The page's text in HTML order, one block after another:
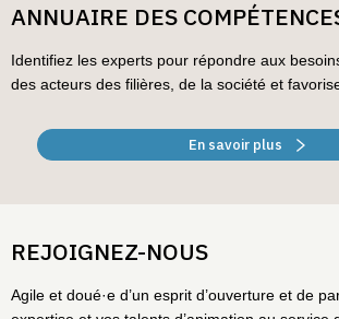
ANNUAIRE DES
Identifiez les experts pour répondre aux
des acteurs des filières, de la société et
En savoir plus
REJOIGNEZ-NOUS
Agile et doué·e d’un esprit d’ouverture et de